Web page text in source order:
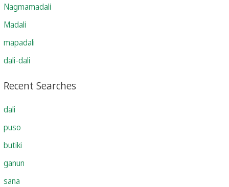
Nagmamadali
Madali
mapadali
dali-dali
Recent Searches
dali
puso
butiki
ganun
sana